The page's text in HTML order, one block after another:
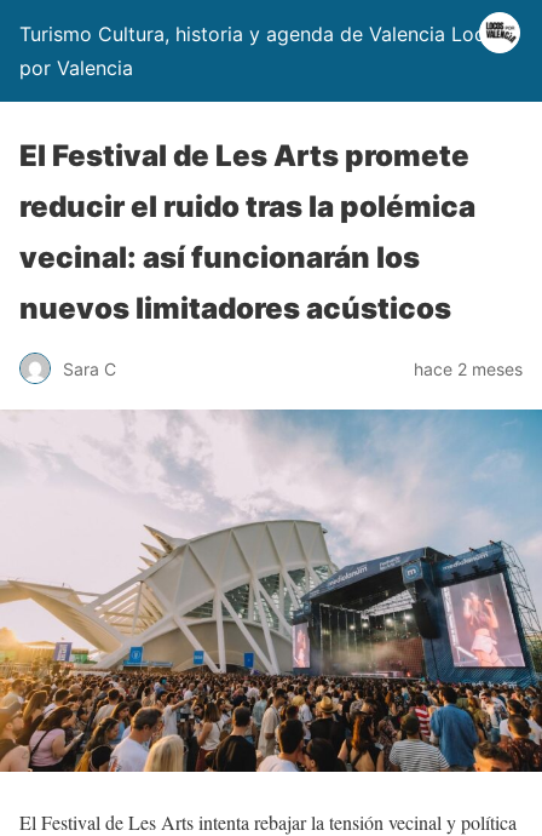
Turismo Cultura, historia y agenda de Valencia Locos
por Valencia
El Festival de Les Arts promete
reducir el ruido tras la polémica
vecinal: así funcionarán los
nuevos limitadores acústicos
Sara C hace 2 meses
El Festival de Les Arts intenta rebajar la tensión vecinal y política